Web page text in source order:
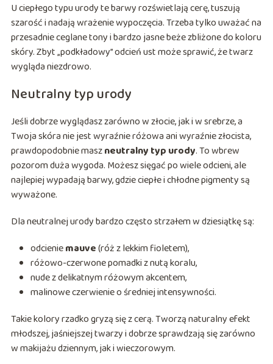
U ciepłego typu urody te barwy rozświetlają cerę, tuszują
szarość i nadają wrażenie wypoczęcia. Trzeba tylko uważać na
przesadnie ceglane tony i bardzo jasne beże zbliżone do koloru
skóry. Zbyt „podkładowy” odcień ust może sprawić, że twarz
wygląda niezdrowo.
Neutralny typ urody
Jeśli dobrze wyglądasz zarówno w złocie, jak i w srebrze, a
Twoja skóra nie jest wyraźnie różowa ani wyraźnie złocista,
prawdopodobnie maszneutralny typ urody. To wbrew
pozorom duża wygoda. Możesz sięgać po wiele odcieni, ale
najlepiej wypadają barwy, gdzie ciepłe i chłodne pigmenty są
wyważone.
Dla neutralnej urody bardzo często strzałem w dziesiątkę są:
odcieniemauve(róż z lekkim fioletem),
różowo-czerwone pomadki z nutą koralu,
nude z delikatnym różowym akcentem,
malinowe czerwienie o średniej intensywności.
Takie kolory rzadko gryzą się z cerą. Tworzą naturalny efekt
młodszej, jaśniejszej twarzy i dobrze sprawdzają się zarówno
w makijażu dziennym, jak i wieczorowym.